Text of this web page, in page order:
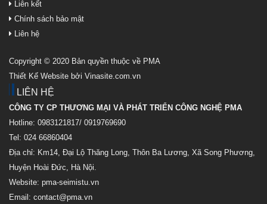
Liên kết
Chính sách bảo mật
Liên hệ
Copyright © 2020 Bản quyền thuộc về PMA
Thiết Kế Website bởi Vinasite.com.vn
LIÊN HỆ
CÔNG TY CP THƯƠNG MẠI VÀ PHÁT TRIỂN CÔNG NGHỆ PMA
Hotline: 0983121817/ 0919769690
Tel: 024 66860404
Địa chỉ: Km14, Đại Lộ Thăng Long, Thôn Ba Lương, Xã Song Phương,
Huyện Hoài Đức, Hà Nội.
Website: pma-seimistu.vn
Email: contact@pma.vn